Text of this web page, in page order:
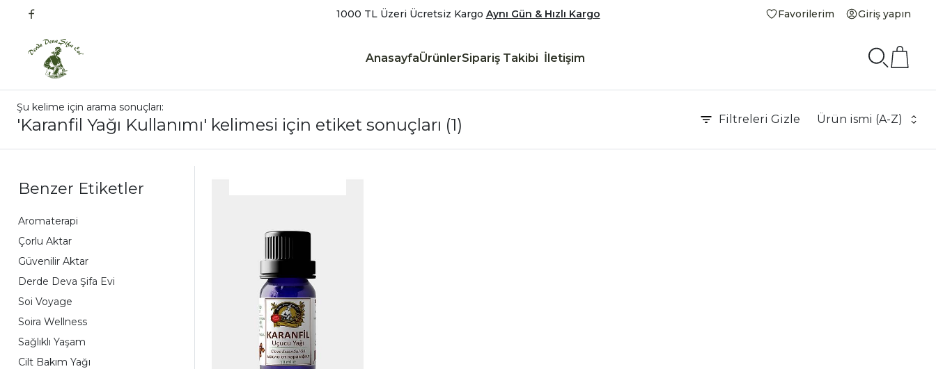
1000 TL Üzeri Ücretsiz Kargo Aynı Gün & Hızlı Kargo Favorilerim Giriş yapın
AnasayfaÜrünlerSipariş Takibi İletişim
Şu kelime için arama sonuçları:
'Karanfil Yağı Kullanımı' kelimesi için etiket sonuçları (1) Filtreleri Gizle Ürün ismi (A-Z)
Benzer Etiketler
Aromaterapi
Çorlu Aktar
Güvenilir Aktar
Derde Deva Şifa Evi
Soi Voyage
Soira Wellness
Sağlıklı Yaşam
Cilt Bakım Yağı